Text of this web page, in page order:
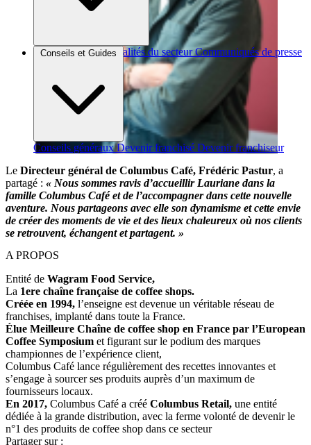
Brèves et actus Actualités du secteur Communiqués de presse
Conseils et Guides
Conseils généraux Devenir franchisé Devenir franchiseur
Le Directeur général de Columbus Café, Frédéric Pastur, a
partagé : « Nous sommes ravis d’accueillir Lauriane dans la
famille Columbus Café et de l’accompagner dans cette nouvelle
aventure. Nous partageons avec elle son dynamisme et cette envie
de créer des moments de vie et des lieux chaleureux où nos clients
se retrouvent, échangent et partagent. »
A PROPOS
Entité de Wagram Food Service,
La 1ere chaîne française de coffee shops.
Créée en 1994, l’enseigne est devenue un véritable réseau de
franchises, implanté dans toute la France.
Élue Meilleure Chaîne de coffee shop en France par l’European
Coffee Symposium et figurant sur le podium des marques
championnes de l’expérience client,
Columbus Café lance régulièrement des recettes innovantes et
s’engage à sourcer ses produits auprès d’un maximum de
fournisseurs locaux.
En 2017, Columbus Café a créé Columbus Retail, une entité
dédiée à la grande distribution, avec la ferme volonté de devenir le
n°1 des produits de coffee shop dans ce secteur
Partager sur :